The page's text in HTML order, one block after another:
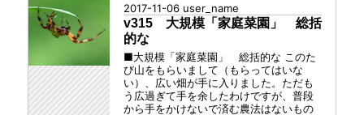
2017-11-06 user_name
v315 大規模「家庭菜園」 総括
的な
■大規模「家庭菜園」 総括的な このた
び山をもらいまして（もらってはいな
い）、広い畑が手に入りました。ただも
う広過ぎて手を余したわけですが、普段
から手をかけないで済む農法はないもの